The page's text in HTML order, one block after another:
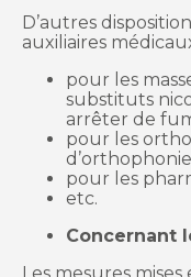
D’autres
auxiliaires
pour les
substituts
arrêter de
pour les
pour les
etc.
Concernant